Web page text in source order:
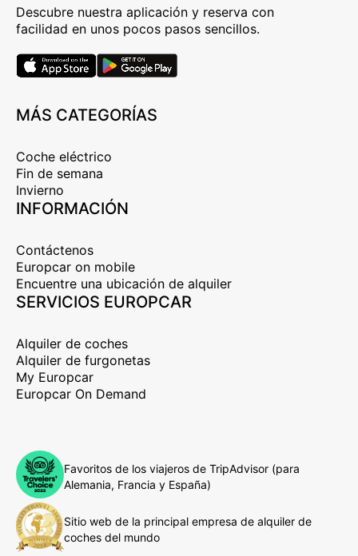
Descubre nuestra aplicación y reserva con
facilidad en unos pocos pasos sencillos.
MÁS CATEGORÍAS
Coche eléctrico
Fin de semana
Invierno
INFORMACIÓN
Contáctenos
Europcar on mobile
Encuentre una ubicación de alquiler
SERVICIOS EUROPCAR
Alquiler de coches
Alquiler de furgonetas
My Europcar
Europcar On Demand
Favoritos de los viajeros de TripAdvisor (para
Alemania, Francia y España)
Sitio web de la principal empresa de alquiler de
coches del mundo